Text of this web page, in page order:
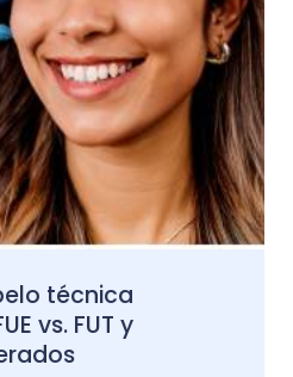
técnica
vs. FUT y